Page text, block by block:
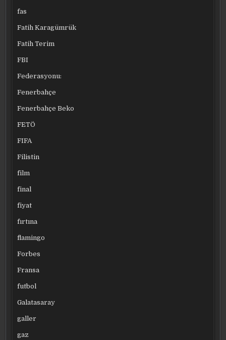
fas
Fatih Karagümrük
Fatih Terim
FBI
Federasyonu:
Fenerbahçe
Fenerbahçe Beko
FETÖ
FIFA
Filistin
film
final
fiyat
fırtına
flamingo
Forbes
Fransa
futbol
Galatasaray
galler
gaz